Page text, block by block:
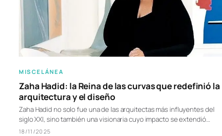
MISCELÁNEA
Zaha Hadid: la Reina de las curvas que redefinió la
arquitectura y el diseño
Zaha Hadid no solo fue una de las arquitectas más influyentes del
siglo XXI, sino también una visionaria cuyo impacto se extendió…
18/11/2025